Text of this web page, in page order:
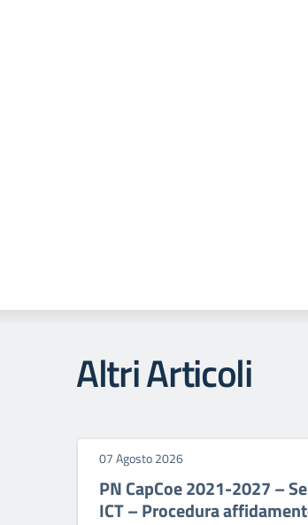
Altri Articoli
07 Agosto 2026
PN CapCoe 2021-2027 –
ICT – Procedura